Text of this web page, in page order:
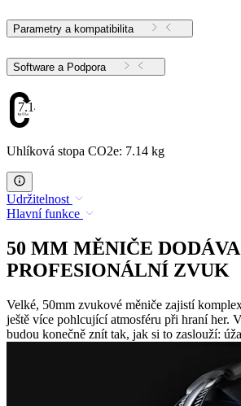
Parametry a kompatibilita
Software a Podpora
7.14
Uhlíková stopa CO2e: 7.14 kg
Udržitelnost
Hlavní funkce
50 MM MĚNIČE
PROFESIONÁLNÍ ZVUK
Velké, 50mm zvukové měniče zajistí
ještě více pohlcující atmosféru při hraní her.
budou konečně znít tak, jak si to zaslouží: